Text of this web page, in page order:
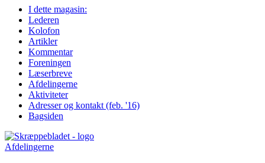
I dette magasin:
Lederen
Kolofon
Artikler
Kommentar
Foreningen
Læserbreve
Afdelingerne
Aktiviteter
Adresser og kontakt (feb. '16)
Bagsiden
Afdelingerne